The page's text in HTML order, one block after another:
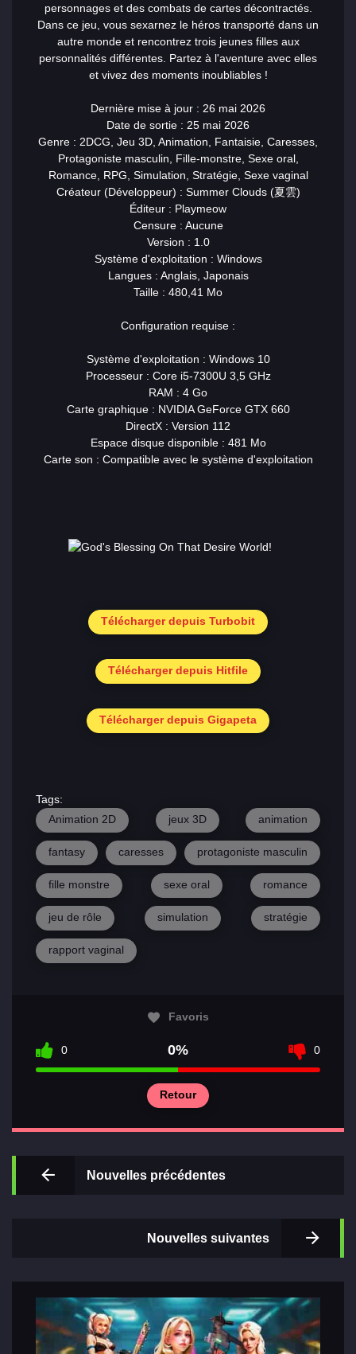
Sections
Relations
personnages et des combats de cartes décontractés.
Dans ce jeu, vous sexarnez le héros transporté dans un
autre monde et rencontrez trois jeunes filles aux
personnalités différentes. Partez à l'aventure avec elles
et vivez des moments inoubliables !
Dernière mise à jour : 26 mai 2026
Date de sortie : 25 mai 2026
Genre : 2DCG, Jeu 3D, Animation, Fantaisie, Caresses,
Protagoniste masculin, Fille-monstre, Sexe oral,
Romance, RPG, Simulation, Stratégie, Sexe vaginal
Créateur (Développeur) : Summer Clouds (夏雲)
Éditeur : Playmeow
Censure : Aucune
Version : 1.0
Système d'exploitation : Windows
Langues : Anglais, Japonais
Taille : 480,41 Mo
Configuration requise :
Système d'exploitation : Windows 10
Processeur : Core i5-7300U 3,5 GHz
RAM : 4 Go
Carte graphique : NVIDIA GeForce GTX 660
DirectX : Version 112
Espace disque disponible : 481 Mo
Carte son : Compatible avec le système d'exploitation
Télécharger depuis Turbobit
Télécharger depuis Hitfile
Télécharger depuis Gigapeta
Tags:
Animation 2D
jeux 3D animation
fantasy caresses protagoniste masculin
fille monstre sexe oral romance
jeu de rôle simulation stratégie
rapport vaginal
Favoris
0 0% 0
Retour
Nouvelles précédentes
Nouvelles suivantes